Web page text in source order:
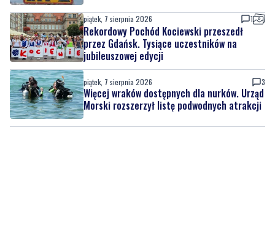
piątek, 7 sierpnia 2026 1
Rekordowy Pochód Kociewski przeszedł
przez Gdańsk. Tysiące uczestników na
jubileuszowej edycji
piątek, 7 sierpnia 2026 3
Więcej wraków dostępnych dla nurków. Urząd
Morski rozszerzył listę podwodnych atrakcji